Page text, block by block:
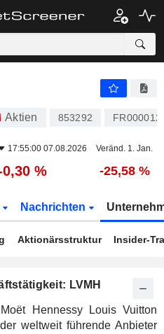
Aktien 853292
17:55:00 07.08.2026 Veränd. 1. Jan.
0,30 % -25,58 %
Nachrichten
Aktionärsstruktur Insider-
LVMH
Hennessy Louis Vuitton
weltweit führende Anbieter